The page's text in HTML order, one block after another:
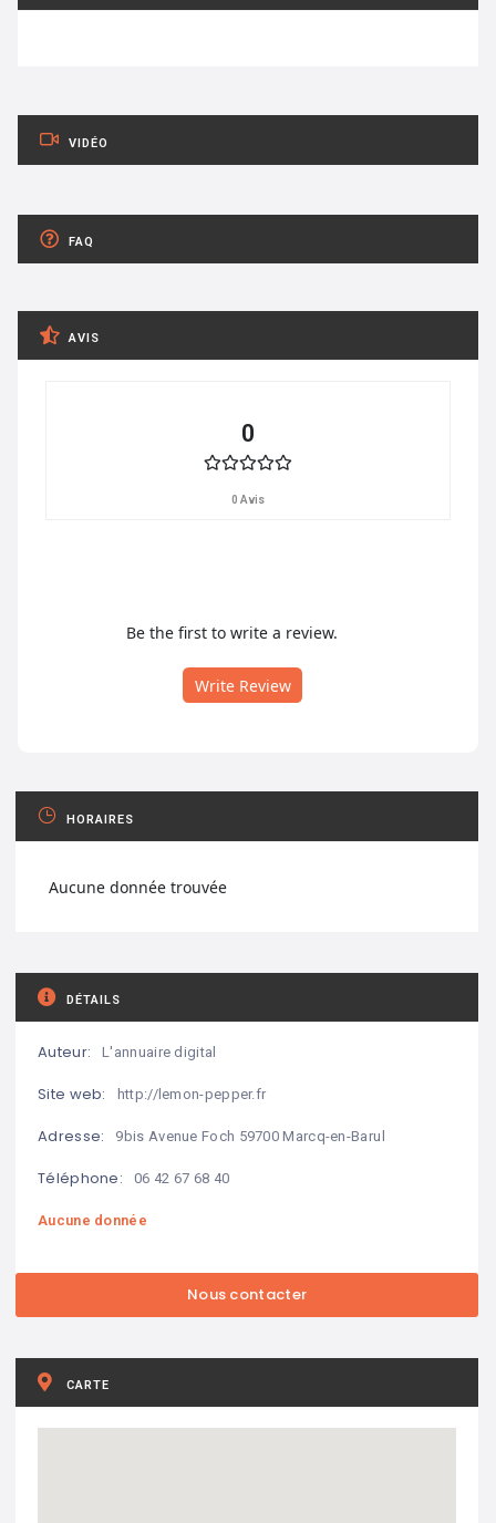
VIDÉO
FAQ
AVIS
0
0 Avis
Be the first to write a review.
Write Review
HORAIRES
Aucune donnée trouvée
DÉTAILS
Auteur: L'annuaire digital
Site web: http://lemon-pepper.fr
Adresse: 9bis Avenue Foch 59700 Marcq-en-Barul
Téléphone: 06 42 67 68 40
Aucune donnée
CARTE